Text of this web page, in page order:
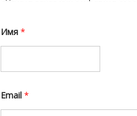
Имя *
Email *